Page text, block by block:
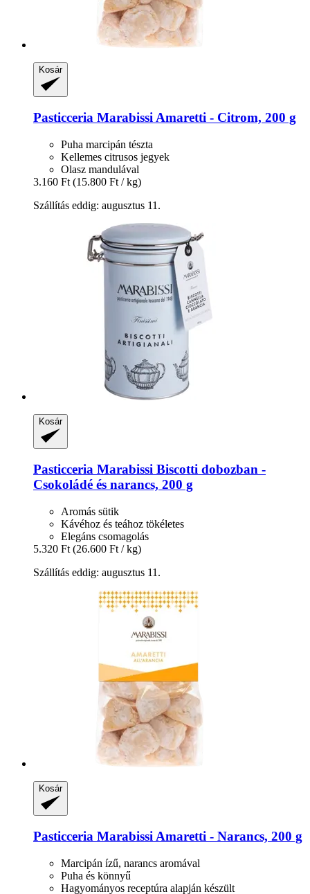
Kosár
Pasticceria Marabissi Amaretti -​ Citrom, 200 g
Puha marcipán tészta
Kellemes citrusos jegyek
Olasz mandulával
3.160 Ft (15.800 Ft / kg)
Szállítás eddig: augusztus 11.
Kosár
Pasticceria Marabissi Biscotti dobozban -​
Csokoládé és narancs, 200 g
Aromás sütik
Kávéhoz és teához tökéletes
Elegáns csomagolás
5.320 Ft (26.600 Ft / kg)
Szállítás eddig: augusztus 11.
Kosár
Pasticceria Marabissi Amaretti -​ Narancs, 200 g
Marcipán ízű, narancs aromával
Puha és könnyű
Hagyományos receptúra alapján készült